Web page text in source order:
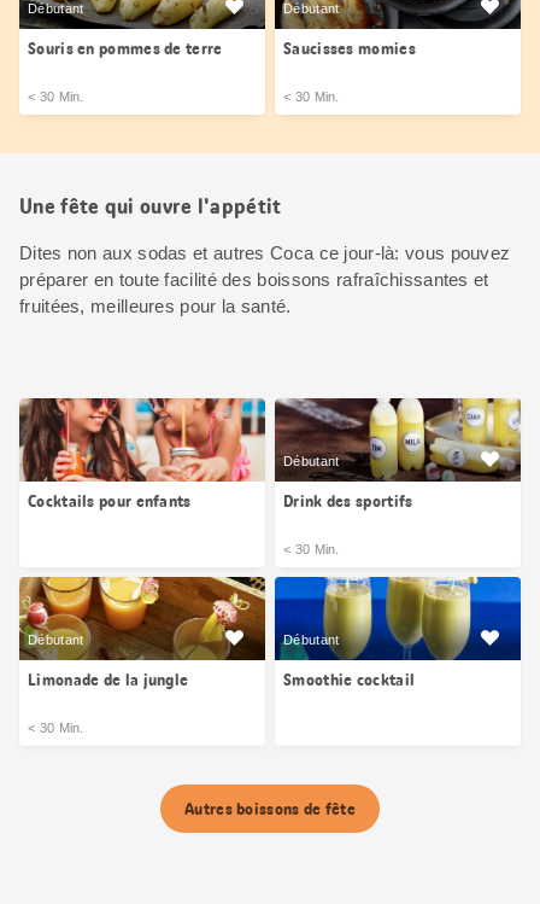
Débutant
Souris en pommes de terre
< 30 Min.
Débutant
Saucisses momies
< 30 Min.
Une fête qui ouvre l'appétit
Dites non aux sodas et autres Coca ce jour-là: vous pouvez
préparer en toute facilité des boissons rafraîchissantes et
fruitées, meilleures pour la santé.
Cocktails pour enfants
Débutant
Drink des sportifs
< 30 Min.
Débutant
Limonade de la jungle
< 30 Min.
Débutant
Smoothie cocktail
Autres boissons de fête